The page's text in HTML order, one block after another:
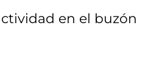
en el buzón